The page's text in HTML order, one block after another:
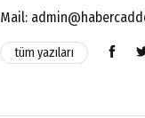
Mail:
tüm yazıları